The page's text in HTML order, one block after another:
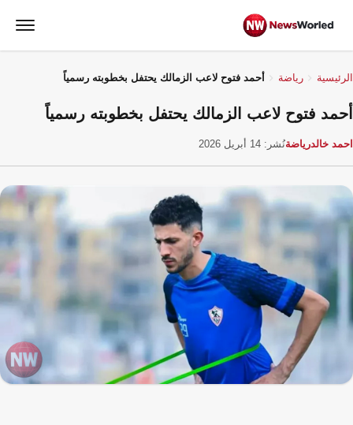
الرئيسية رياضة أحمد فتوح لاعب الزمالك يحتفل بخطوبته رسمياً
أحمد فتوح لاعب الزمالك يحتفل بخطوبته رسمياً
احمد خالدرياضةنُشر: 14 أبريل 2026